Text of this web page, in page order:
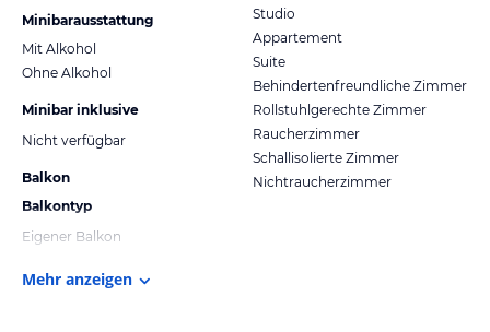
Minibarausstattung
Mit Alkohol
Ohne Alkohol
Minibar inklusive
Nicht verfügbar
Balkon
Balkontyp
Eigener Balkon
Studio
Appartement
Suite
Behindertenfreundliche Zimmer
Rollstuhlgerechte Zimmer
Raucherzimmer
Schallisolierte Zimmer
Nichtraucherzimmer
Mehr anzeigen